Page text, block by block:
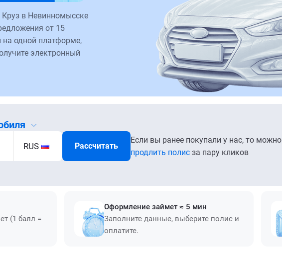
в Невинномысске
от 15
одной платформе,
электронный
RUS Рассчитать
Если вы ранее покупали у нас, то можно
продлить полис за пару кликов
(1 балл =
Оформление займет ≈ 5 мин
Заполните данные, выберите полис и
оплатите.